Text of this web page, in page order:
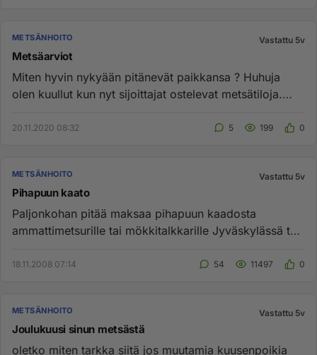
METSÄNHOITO Vastattu 5v
Metsäarviot
Miten hyvin nykyään pitänevät paikkansa ? Huhuja
olen kuullut kun nyt sijoittajat ostelevat metsätiloja.
20.11.2020 08:32 5 199 0
METSÄNHOITO Vastattu 5v
Pihapuun kaato
Paljonkohan pitää maksaa pihapuun kaadosta
ammattimetsurille tai mökkitalkkarille Jyväskylässä tai
18.11.2008 07:14 54 11497 0
METSÄNHOITO Vastattu 5v
Joulukuusi sinun metsästä
oletko miten tarkka siitä jos muutamia kuusenpoikia